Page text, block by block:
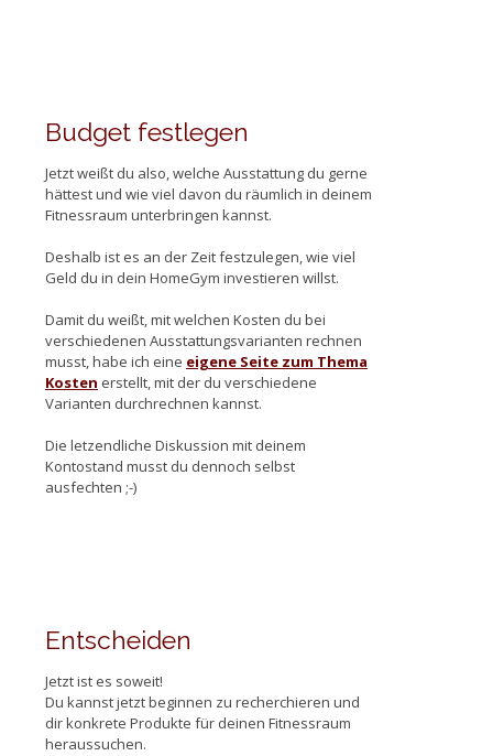
Budget festlegen
Jetzt weißt du also, welche Ausstattung du gerne
hättest und wie viel davon du räumlich in deinem
Fitnessraum unterbringen kannst.
Deshalb ist es an der Zeit festzulegen, wie viel
Geld du in dein HomeGym investieren willst.
Damit du weißt, mit welchen Kosten du bei
verschiedenen Ausstattungsvarianten rechnen
musst, habe ich eine eigene Seite zum Thema
Kosten erstellt, mit der du verschiedene
Varianten durchrechnen kannst.
Die letzendliche Diskussion mit deinem
Kontostand musst du dennoch selbst
ausfechten ;-)
Entscheiden
Jetzt ist es soweit!
Du kannst jetzt beginnen zu recherchieren und
dir konkrete Produkte für deinen Fitnessraum
heraussuchen.